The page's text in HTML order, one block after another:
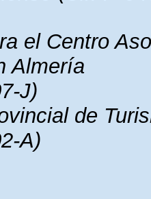
el Centro
Almería
J)
de
A)